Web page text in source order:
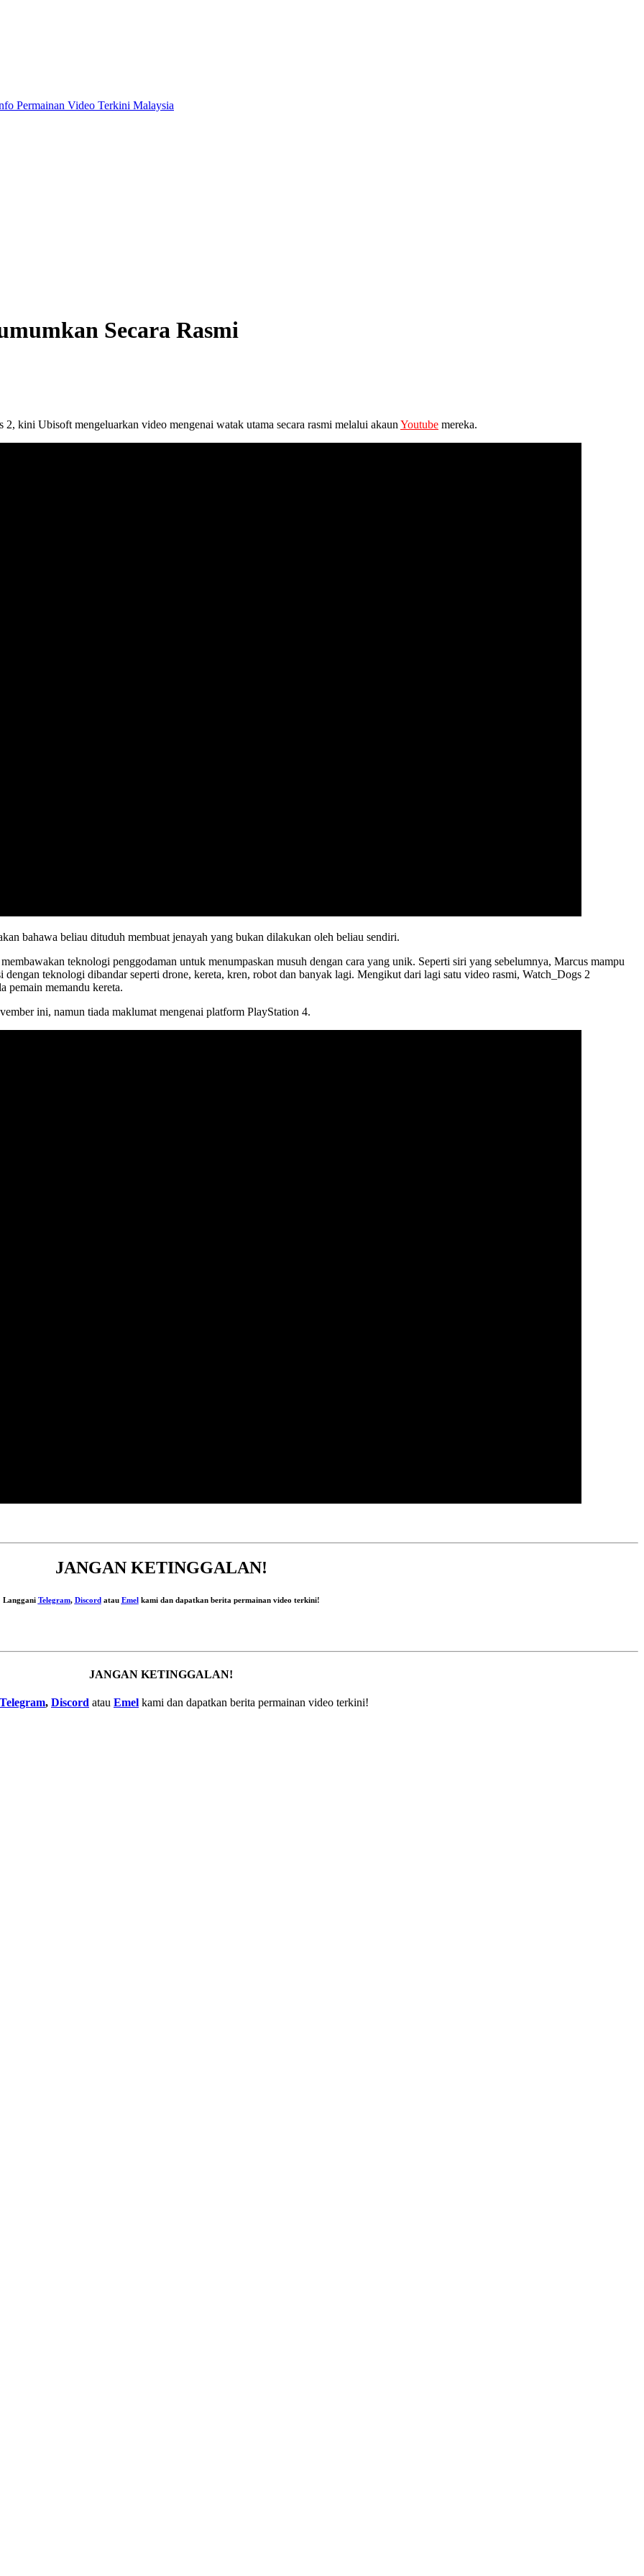
Permainan Video Terkini Malaysia
Secara Rasmi
kini Ubisoft mengeluarkan video mengenai watak utama secara rasmi melalui akaun Youtube mereka.
bahawa beliau dituduh membuat jenayah yang bukan dilakukan oleh beliau sendiri.
teknologi penggodaman untuk menumpaskan musuh dengan cara yang unik. Seperti siri yang sebelumnya, Marcus mampu
teknologi dibandar seperti drone, kereta, kren, robot dan banyak lagi. Mengikut dari lagi satu video rasmi, Watch_Dogs 2
pemain memandu kereta.
ini, namun tiada maklumat mengenai platform PlayStation 4.
JANGAN KETINGGALAN!
Langgani Telegram, Discordatau Emel kami dan dapatkan berita permainan video terkini!
JANGAN KETINGGALAN!
Telegram, Discord atau Emel kami dan dapatkan berita permainan video terkini!